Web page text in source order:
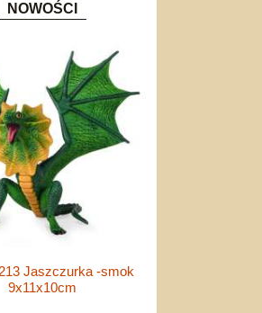
NOWOŚCI
Jaszczurka -smok
9x11x10cm